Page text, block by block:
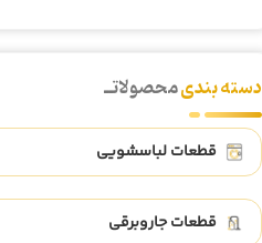
دسته بندیمحصولاتــ
قطعات لباسشویی
قطعات جاروبرقی